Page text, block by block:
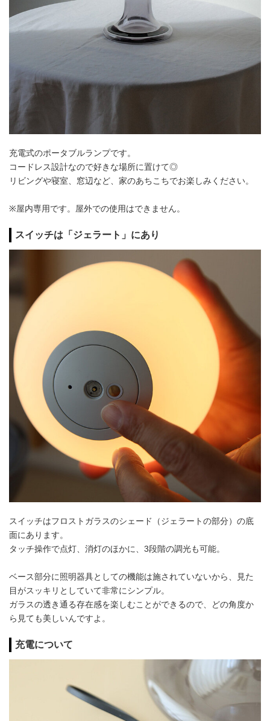
充電式のポータブルランプです。
コードレス設計なので好きな場所に置けて◎
リビングや寝室、窓辺など、家のあちこちでお楽しみください。
※屋内専用です。屋外での使用はできません。
スイッチは「ジェラート」にあり
スイッチはフロストガラスのシェード（ジェラートの部分）の底
面にあります。
タッチ操作で点灯、消灯のほかに、3段階の調光も可能。
ベース部分に照明器具としての機能は施されていないから、見た
目がスッキリとしていて非常にシンプル。
ガラスの透き通る存在感を楽しむことができるので、どの角度か
ら見ても美しいんですよ。
充電について